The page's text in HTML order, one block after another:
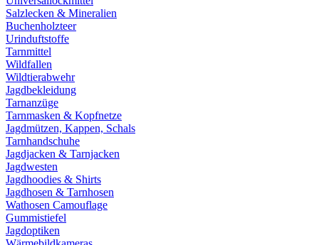
Salzlecken & Mineralien
Buchenholzteer
Urinduftstoffe
Tarnmittel
Wildfallen
Wildtierabwehr
Jagdbekleidung
Tarnanzüge
Tarnmasken & Kopfnetze
Jagdmützen, Kappen, Schals
Tarnhandschuhe
Jagdjacken & Tarnjacken
Jagdwesten
Jagdhoodies & Shirts
Jagdhosen & Tarnhosen
Wathosen Camouflage
Gummistiefel
Jagdoptiken